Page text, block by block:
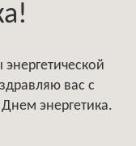
вас с
энергетика.